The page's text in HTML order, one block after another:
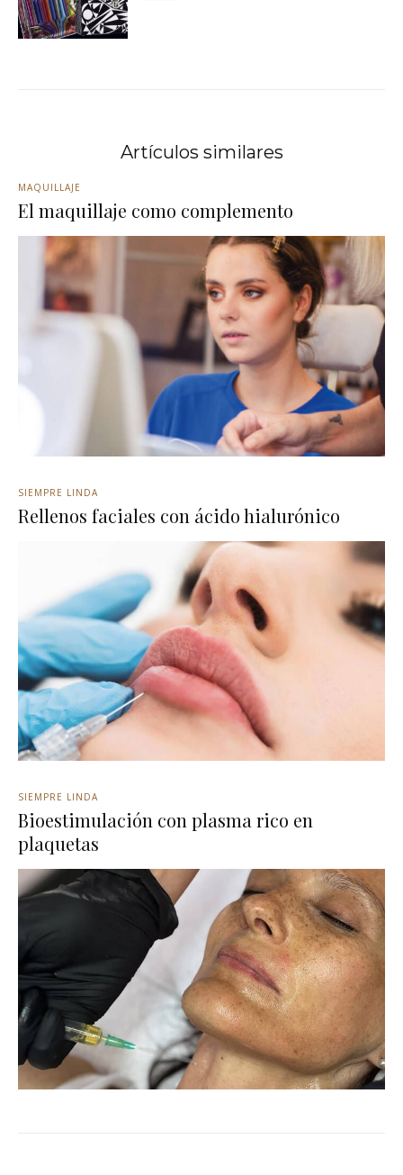
Artículos similares
MAQUILLAJE
El maquillaje como complemento
SIEMPRE LINDA
Rellenos faciales con ácido hialurónico
SIEMPRE LINDA
Bioestimulación con plasma rico en
plaquetas